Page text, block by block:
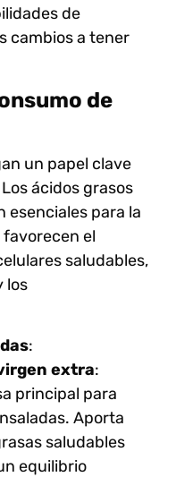
de
cambios a tener
de
un papel clave
ácidos grasos
esenciales para la
el
saludables,
los
:
extra:
principal para
Aporta
saludables
equilibrio